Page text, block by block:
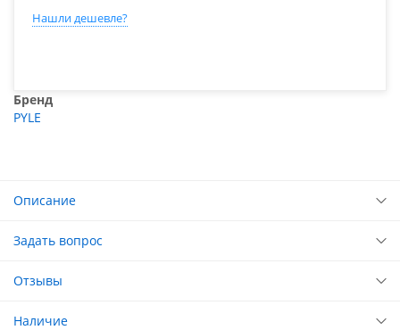
Нашли дешевле?
Бренд
PYLE
Описание
Задать вопрос
Отзывы
Наличие